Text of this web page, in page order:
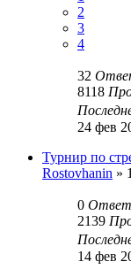
2
3
4
32
8118
24 фев
Турнир по
Rostovhanin »
0
2139
14 фев